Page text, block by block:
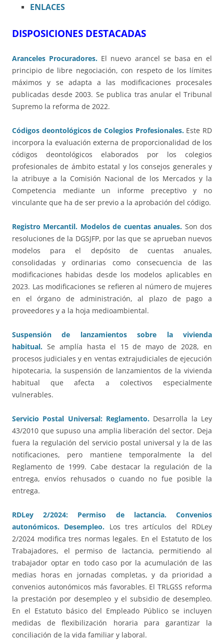
ENLACES
DISPOSICIONES DESTACADAS
Aranceles Procuradores. El nuevo arancel se basa en el
principio de libre negociación, con respeto de los límites
máximos y se adapta a las modificaciones procesales
publicadas desde 2003. Se publica tras anular el Tribunal
Supremo la reforma de 2022.
Códigos deontológicos de Colegios Profesionales.Este RD
incorpora la evaluación externa de proporcionalidad de los
códigos deontológicos elaborados por los colegios
profesionales de ámbito estatal y los consejos generales y
la atribuye a la Comisión Nacional de los Mercados y la
Competencia mediante un informe preceptivo y no
vinculante que ha de ser previo a la aprobación del código.
Registro Mercantil. Modelos de cuentas anuales. Son dos
resoluciones de la DGSJFP, por las que se aprueban nuevos
modelos para el depósito de cuentas anuales,
consolidadas y ordinarias como consecuencia de las
modificaciones habidas desde los modelos aplicables en
2023. Las modificaciones se refieren al número de mujeres
en el órgano de administración, al plazo de pago a
proveedores y a la hoja medioambiental.
Suspensión de lanzamientos sobre la vivienda
habitual. Se amplía hasta el 15 de mayo de 2028, en
procesos judiciales y en ventas extrajudiciales de ejecución
hipotecaria, la suspensión de lanzamientos de la vivienda
habitual que afecta a colectivos especialmente
vulnerables.
Servicio Postal Universal: Reglamento. Desarrolla la Ley
43/2010 que supuso una amplia liberación del sector. Deja
fuera la regulación del servicio postal universal y la de las
notificaciones, pero mantiene temporalmente la del
Reglamento de 1999. Cabe destacar la regulación de la
entrega, envíos rehusados o cuando no fue posible la
entrega.
RDLey 2/2024: Permiso de lactancia. Convenios
autonómicos. Desempleo. Los tres artículos del RDLey
2/2024 modifica tres normas legales. En el Estatuto de los
Trabajadores, el permiso de lactancia, permitiendo al
trabajador optar en todo caso por la acumulación de las
medias horas en jornadas completas, y da prioridad a
convenios autonómicos más favorables. El TRLGSS reforma
la prestación por desempleo y el subsidio de desempleo.
En el Estatuto básico del Empleado Público se incluyen
medidas de flexibilización horaria para garantizar la
conciliación de la vida familiar y laboral.